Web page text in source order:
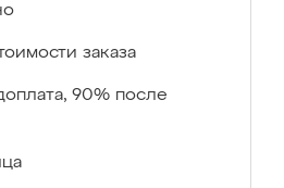
заказа
90% после